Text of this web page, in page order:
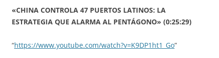
«CHINA CONTROLA 47 PUERTOS LATINOS: LA
ESTRATEGIA QUE ALARMA AL PENTÁGONO» (0:25:29)
“https://www.youtube.com/watch?v=K9DP1ht1_Go”